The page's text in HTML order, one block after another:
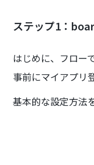
ステップ1：
はじめに、フロー
事前にマイアプリ
基本的な設定方法